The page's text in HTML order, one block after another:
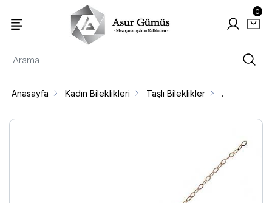
0
Anasayfa Kadın Bileklikleri Taşlı Bileklikler .